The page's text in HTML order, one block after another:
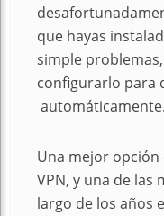
que hayas
simple
configurarlo para
automáticamente.
Una mejor opción
VPN, y una de las
largo de los años